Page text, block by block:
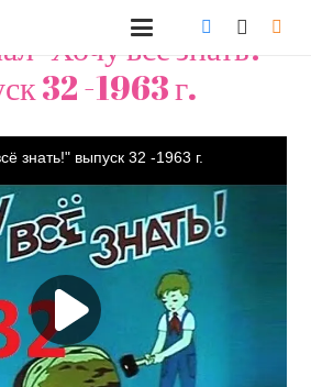
"Хочу всё знать!"
32 -1963 г.